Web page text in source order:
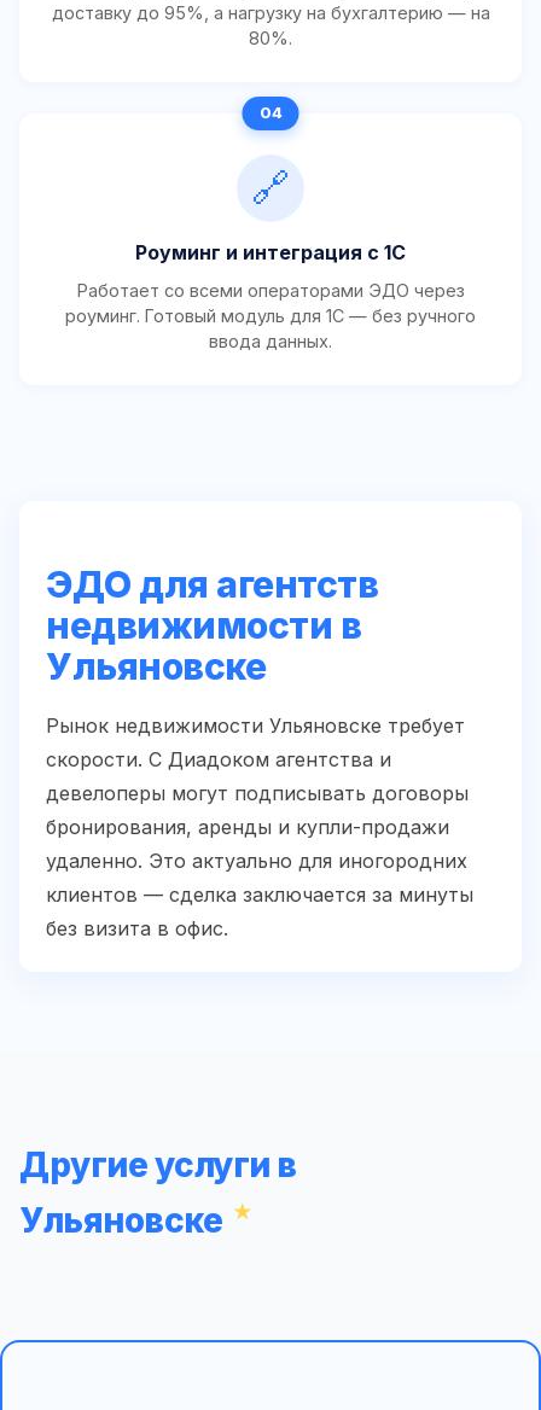
доставку до 95%, а нагрузку на бухгалтерию — на
80%.
🔗
Роуминг и интеграция с 1С
Работает со всеми операторами ЭДО через
роуминг. Готовый модуль для 1С — без ручного
ввода данных.
ЭДО для агентств
недвижимости в
Ульяновске
Рынок недвижимости Ульяновске требует
скорости. С Диадоком агентства и
девелоперы могут подписывать договоры
бронирования, аренды и купли-продажи
удаленно. Это актуально для иногородних
клиентов — сделка заключается за минуты
без визита в офис.
Другие услуги в
Ульяновске